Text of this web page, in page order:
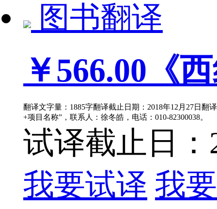
图书翻译
￥566.00 《
翻译文字量：1885字翻译截止日期：2018年12月27日翻
+项目名称”，联系人：徐冬皓，电话：010-82300038。
试译截止日：
我要试译 我